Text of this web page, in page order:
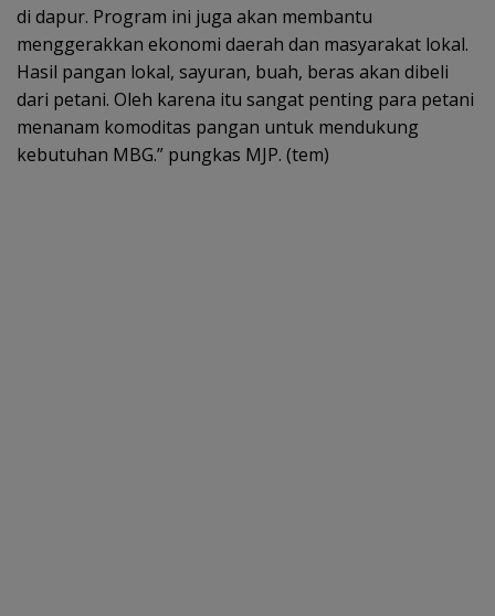
di dapur. Program ini juga akan membantu
menggerakkan ekonomi daerah dan masyarakat lokal.
Hasil pangan lokal, sayuran, buah, beras akan dibeli
dari petani. Oleh karena itu sangat penting para petani
menanam komoditas pangan untuk mendukung
kebutuhan MBG.” pungkas MJP. (tem)